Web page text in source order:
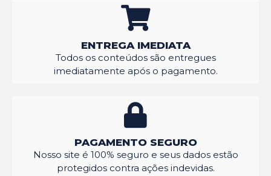
ENTREGA IMEDIATA
Todos os conteúdos são entregues
imediatamente após o pagamento.
PAGAMENTO SEGURO
Nosso site é 100% seguro e seus dados estão
protegidos contra ações indevidas.